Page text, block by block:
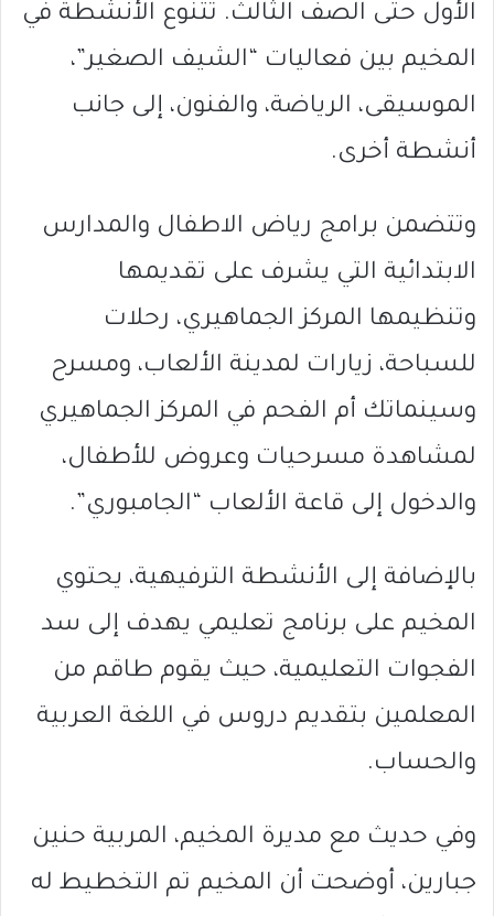
الأول حتى الصف الثالث. تتنوع الأنشطة في
المخيم بين فعاليات “الشيف الصغير”،
الموسيقى، الرياضة، والفنون، إلى جانب
أنشطة أخرى.
وتتضمن برامج رياض الاطفال والمدارس
الابتدائية التي يشرف على تقديمها
وتنظيمها المركز الجماهيري، رحلات
للسباحة، زيارات لمدينة الألعاب، ومسرح
وسينماتك أم الفحم في المركز الجماهيري
لمشاهدة مسرحيات وعروض للأطفال،
والدخول إلى قاعة الألعاب “الجامبوري”.
بالإضافة إلى الأنشطة الترفيهية، يحتوي
المخيم على برنامج تعليمي يهدف إلى سد
الفجوات التعليمية، حيث يقوم طاقم من
المعلمين بتقديم دروس في اللغة العربية
والحساب.
وفي حديث مع مديرة المخيم، المربية حنين
جبارين، أوضحت أن المخيم تم التخطيط له